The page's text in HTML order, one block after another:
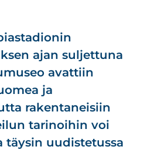
ajan suljettuna
avattiin
ja
rakentaneisiin
tarinoihin voi
täysin uudistetussa